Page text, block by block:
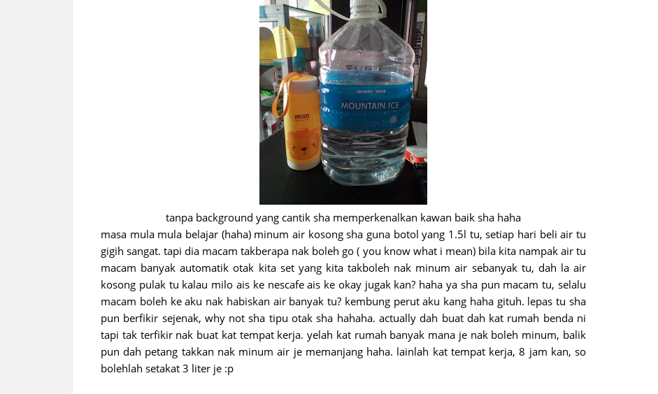
tanpa background yang cantik sha memperkenalkan kawan baik sha haha
masa mula mula belajar (haha) minum air kosong sha guna botol yang 1.5l tu, setiap hari beli air tu
gigih sangat. tapi dia macam takberapa nak boleh go ( you know what i mean) bila kita nampak air tu
macam banyak automatik otak kita set yang kita takboleh nak minum air sebanyak tu, dah la air
kosong pulak tu kalau milo ais ke nescafe ais ke okay jugak kan? haha ya sha pun macam tu, selalu
macam boleh ke aku nak habiskan air banyak tu? kembung perut aku kang haha gituh. lepas tu sha
pun berfikir sejenak, why not sha tipu otak sha hahaha. actually dah buat dah kat rumah benda ni
tapi tak terfikir nak buat kat tempat kerja. yelah kat rumah banyak mana je nak boleh minum, balik
pun dah petang takkan nak minum air je memanjang haha. lainlah kat tempat kerja, 8 jam kan, so
bolehlah setakat 3 liter je :p